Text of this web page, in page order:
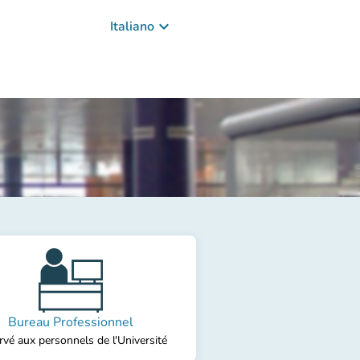
Italiano keyboard_arrow_down
Bureau Professionnel
aux personnels de l'Université